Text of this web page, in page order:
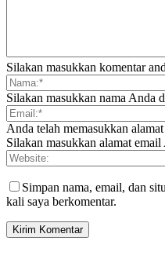
Silakan masukkan komentar
Silakan masukkan nama Anda
Anda telah memasukkan
Silakan masukkan alamat
Simpan nama, email, dan
kali saya berkomentar.